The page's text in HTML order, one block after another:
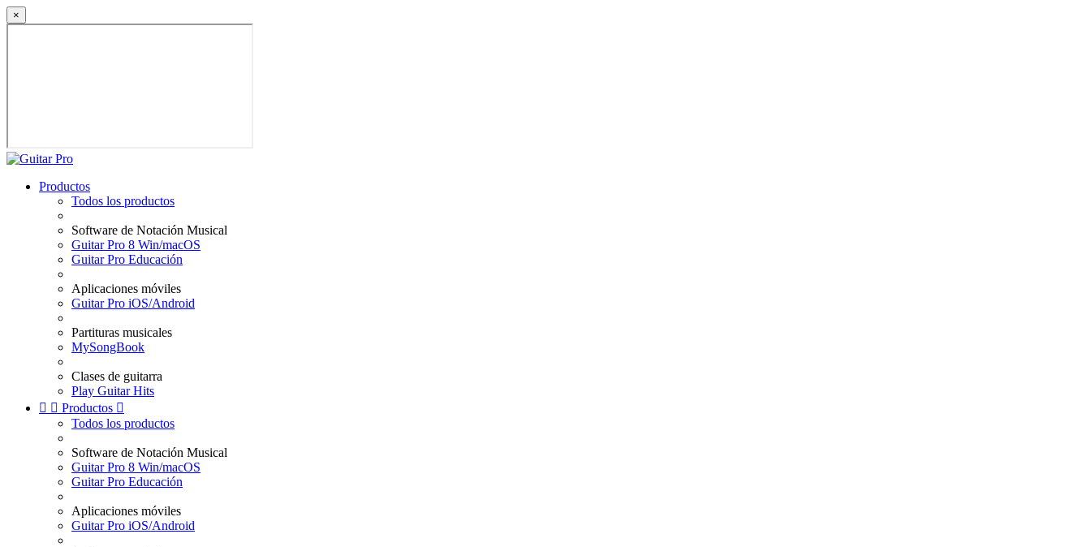
×
Productos
Todos los productos
Software de Notación Musical
Guitar Pro 8 Win/macOS
Guitar Pro Educación
Aplicaciones móviles
Guitar Pro iOS/Android
Partituras musicales
MySongBook
Clases de guitarra
Play Guitar Hits
  Productos 
Todos los productos
Software de Notación Musical
Guitar Pro 8 Win/macOS
Guitar Pro Educación
Aplicaciones móviles
Guitar Pro iOS/Android